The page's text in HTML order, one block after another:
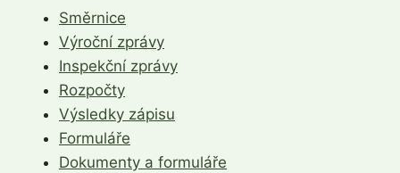
Směrnice
Výroční zprávy
Inspekční zprávy
Rozpočty
Výsledky zápisu
Formuláře
Dokumenty a formuláře